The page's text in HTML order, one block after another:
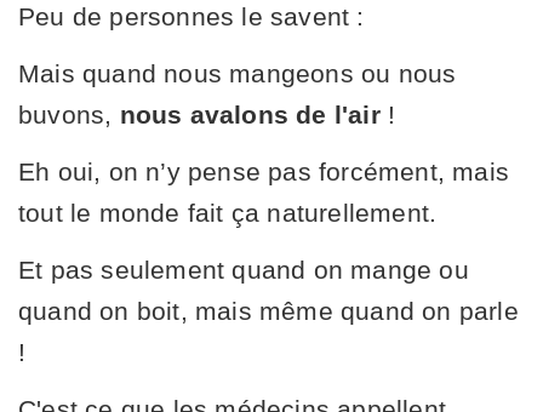
Peu de personnes le savent :
Mais quand nous mangeons ou nous
buvons, nous avalons de l'air!
Eh oui, on n’y pense pas forcément, mais
tout le monde fait ça naturellement.
Et pas seulement quand on mange ou
quand on boit, mais même quand on parle
!